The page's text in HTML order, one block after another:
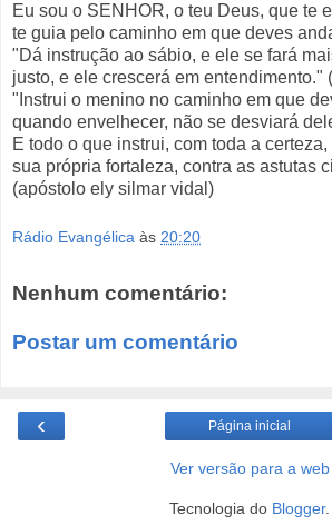
Eu sou o SENHOR, o teu Deus, que te
te guia pelo caminho em que deves
"Dá instrução ao sábio, e ele se fará
justo, e ele crescerá em entendimento."
"Instrui o menino no caminho em que
quando envelhecer, não se desviará
E todo o que instrui, com toda a
sua própria fortaleza, contra as astutas
(apóstolo ely silmar vidal)
Rádio Evangélica às 20:20
Nenhum comentário:
Postar um comentário
‹ Página inicial
Ver versão para a web
Tecnologia do Blogger.